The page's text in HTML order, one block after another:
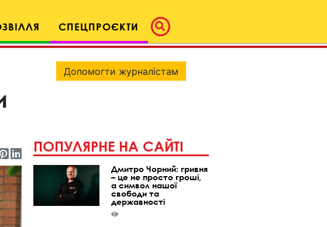
СПЕЦПРОЄКТИ
Допомогти журналістам
ПОПУЛЯРНЕ НА САЙТІ
Дмитро Чорний: гривня
– це не просто гроші,
а символ нашої
свободи та
державності